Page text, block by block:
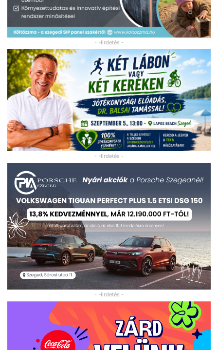
- Hirdetés -
- Hirdetés -
- Hirdetés -